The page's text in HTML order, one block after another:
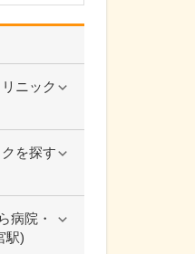
ニック
を探す
病院・
駅)